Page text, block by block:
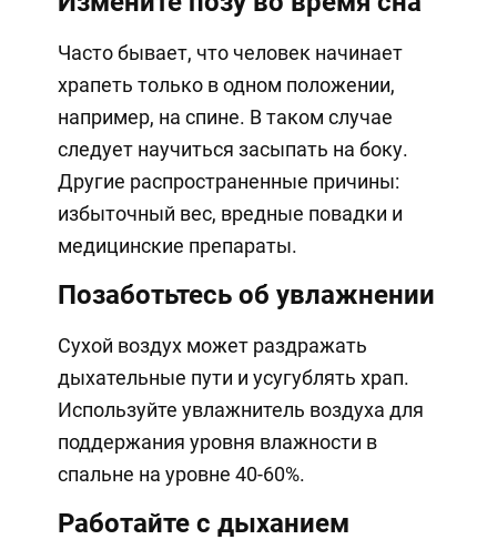
Часто бывает, что человек начинает
храпеть только в одном положении,
например, на спине. В таком случае
следует научиться засыпать на боку.
Другие распространенные причины:
избыточный вес, вредные повадки и
медицинские препараты.
Позаботьтесь об увлажнении
Сухой воздух может раздражать
дыхательные пути и усугублять храп.
Используйте увлажнитель воздуха для
поддержания уровня влажности в
спальне на уровне 40-60%.
Работайте с дыханием